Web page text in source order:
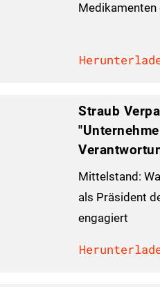
Straub
Mittelstand:
als Präsident
engagiert